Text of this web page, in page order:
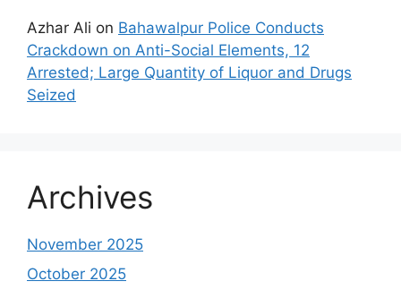
Azhar Ali on Bahawalpur Police Conducts
Crackdown on Anti-Social Elements, 12
Arrested; Large Quantity of Liquor and Drugs
Seized
Archives
November 2025
October 2025